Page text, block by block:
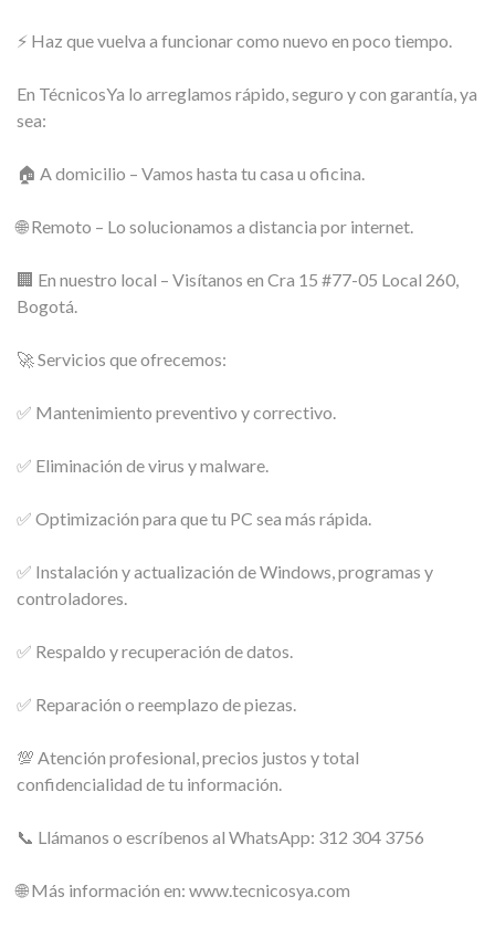
⚡ Haz que vuelva a funcionar como nuevo en poco tiempo.
En TécnicosYa lo arreglamos rápido, seguro y con garantía, ya
sea:
🏠 A domicilio – Vamos hasta tu casa u oficina.
🌐 Remoto – Lo solucionamos a distancia por internet.
🏢 En nuestro local – Visítanos en Cra 15 #77-05 Local 260,
Bogotá.
🚀 Servicios que ofrecemos:
✅ Mantenimiento preventivo y correctivo.
✅ Eliminación de virus y malware.
✅ Optimización para que tu PC sea más rápida.
✅ Instalación y actualización de Windows, programas y
controladores.
✅ Respaldo y recuperación de datos.
✅ Reparación o reemplazo de piezas.
💯 Atención profesional, precios justos y total
confidencialidad de tu información.
📞 Llámanos o escríbenos al WhatsApp: 312 304 3756
🌐 Más información en: www.tecnicosya.com